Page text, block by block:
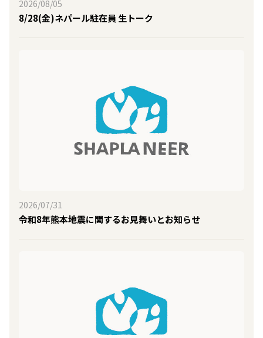
2026/08/05
8/28(金)ネパール駐在員 生トーク
2026/07/31
令和8年熊本地震に関するお見舞いとお知らせ